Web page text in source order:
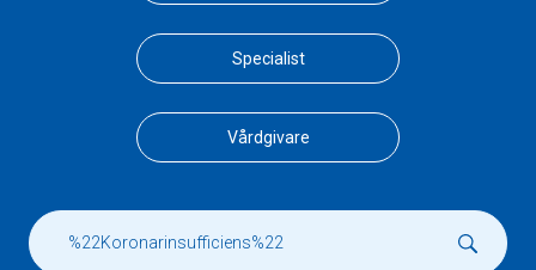
Specialist
Vårdgivare